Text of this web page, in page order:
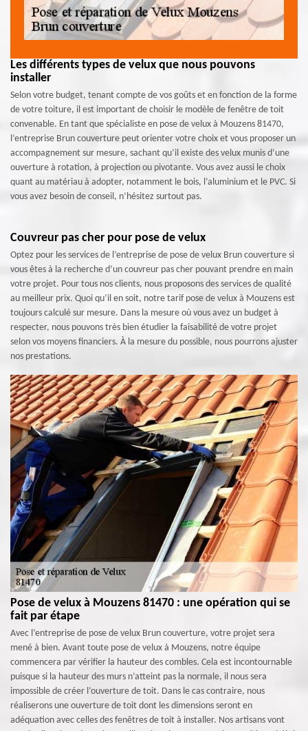
Les différents types de velux que nous pouvons
installer
Selon votre budget, tenant compte de vos goûts et en fonction de la forme
de votre toiture, il est important de choisir le modèle de fenêtre de toit
convenable. En tant que spécialiste en pose de velux à Mouzens 81470,
l’entreprise Brun couverture peut orienter votre choix et vous proposer un
accompagnement sur mesure, sachant qu’il existe des velux munis d’une
ouverture à rotation, à projection ou pivotante. Vous avez aussi le choix
quant au matériau à adopter, notamment le bois, l’aluminium et le PVC. Si
vous avez besoin de conseil, n’hésitez surtout pas.
Couvreur pas cher pour pose de velux
Optez pour les services de l’entreprise de pose de velux Brun couverture si
vous êtes à la recherche d’un couvreur pas cher pouvant prendre en main
votre projet. Pour tous nos clients, nous proposons des services de qualité
au meilleur prix. Quoi qu’il en soit, notre tarif pose de velux à Mouzens est
toujours calculé sur mesure. Dans la mesure où vous avez un budget à
respecter, nous pouvons très bien étudier la faisabilité de votre projet
selon vos moyens financiers. À la mesure du possible, nous pourrons ajuster
nos prestations.
Pose de velux à Mouzens 81470 : une opération qui se
fait par étape
Avec l’entreprise de pose de velux Brun couverture, votre projet sera
mené à bien. Avant toute pose de velux à Mouzens, notre équipe
commencera par vérifier la hauteur des combles. Cela est incontournable
puisque si la hauteur des murs n’atteint pas la normale, il nous sera
impossible de créer l’ouverture de toit. Dans le cas contraire, nous
réaliserons une ouverture de toit dont les dimensions seront en
adéquation avec celles des fenêtres de toit à installer. Nos artisans vont